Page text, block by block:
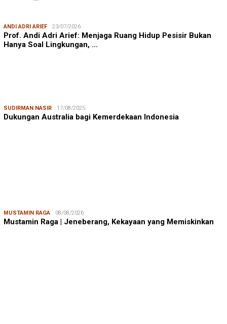
ANDI ADRI ARIEF 23/07/2026
Prof. Andi Adri Arief: Menjaga Ruang Hidup Pesisir Bukan
Hanya Soal Lingkungan, …
SUDIRMAN NASIR 17/08/2025
Dukungan Australia bagi Kemerdekaan Indonesia
MUSTAMIN RAGA 08/08/2026
Mustamin Raga | Jeneberang, Kekayaan yang Memiskinkan